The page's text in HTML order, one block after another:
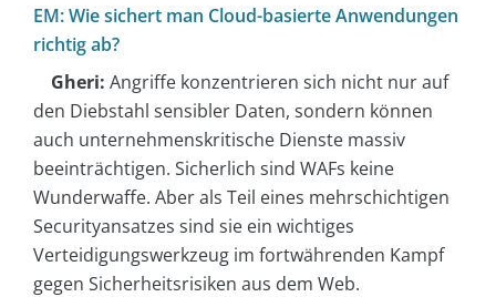
EM: Wie sichert man Cloud-basierte Anwendungen
richtig ab?
Gheri: Angriffe konzentrieren sich nicht nur auf
den Diebstahl sensibler Daten, sondern können
auch unternehmenskritische Dienste massiv
beeinträchtigen. Sicherlich sind WAFs keine
Wunderwaffe. Aber als Teil eines mehrschichtigen
Securityansatzes sind sie ein wichtiges
Verteidigungswerkzeug im fortwährenden Kampf
gegen Sicherheitsrisiken aus dem Web.